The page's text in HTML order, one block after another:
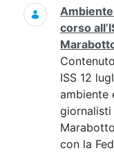
corso
ISS 12
ambiente
giornalisti
con la